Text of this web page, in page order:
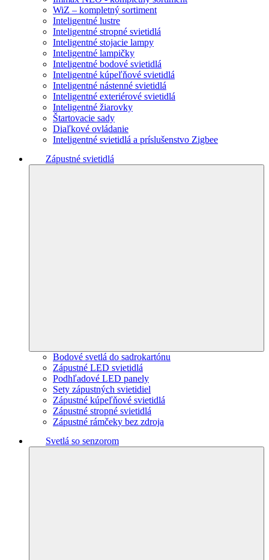
WiZ – kompletný sortiment
Inteligentné lustre
Inteligentné stropné svietidlá
Inteligentné stojacie lampy
Inteligentné lampičky
Inteligentné bodové svietidlá
Inteligentné kúpeľňové svietidlá
Inteligentné nástenné svietidlá
Inteligentné exteriérové svietidlá
Inteligentné žiarovky
Štartovacie sady
Diaľkové ovládanie
Inteligentné svietidlá a príslušenstvo Zigbee
Zápustné svietidlá
Bodové svetlá do sadrokartónu
Zápustné LED svietidlá
Podhľadové LED panely
Sety zápustných svietidiel
Zápustné kúpeľňové svietidlá
Zápustné stropné svietidlá
Zápustné rámčeky bez zdroja
Svetlá so senzorom